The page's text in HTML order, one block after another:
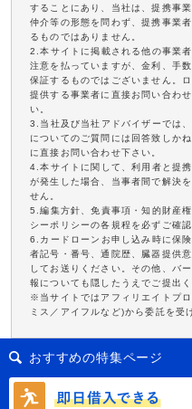
することにあり、当社は、提携事
仲介等の形態を問わず、提携事業
るものではありません。
2.本サイトに掲載される他の事業
注意を払っていますが、金利、手
保証するものではございません。
提供する事業者に直接お問い合わ
い。
3.当社及び当社アドバイザーでは
についてのご質問には回答致しか
に直接お問い合わせ下さい。
4.本サイトに関して、利用者と提
が発生した場合、当事者間で解決
せん。
5.編集方針、免責事項・知的財産
シーポリシーの各規程を必ずご確
6.カードローンお申し込み時に保
者記号・番号、通院歴、臓器提供
してお送りください。その他、バ
報についても隠したうえでご提出く
※当サイトではアフィリエイトプ
ミス／アイフルなど)から委託を受
おすすめの特集ページ